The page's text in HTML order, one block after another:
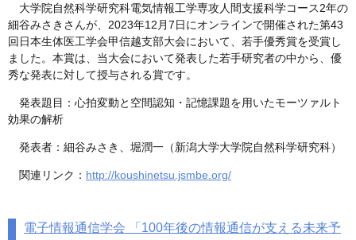
大学院自然科学研究科電気情報工学専攻人間支援科学コース2年の
細谷みさきさんが、2023年12月7日にオンラインで開催された第43
回日本生体医工学会甲信越支部大会において、若手優秀賞を受賞し
ました。本賞は、当大会において発表した若手研究者の中から、優
秀な発表に対して授与される賞です。
発表題目：心拍変動と空間認知・記憶課題を用いたモーツァルト
効果の解析
発表者：細谷みさき、堀潤一（新潟大学大学院自然科学研究科）
関連リンク： http://koushinetsu.jsmbe.org/
電子情報通信学会 「100年後の情報通信が支える未来予